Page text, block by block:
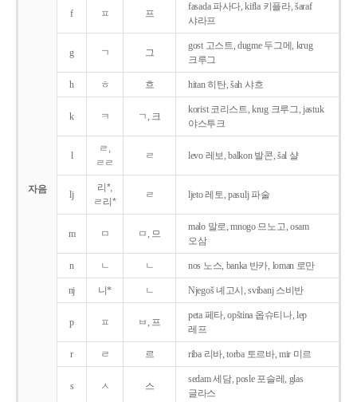
자음
f ㅍ 프
fasada 파사다, kifla 키플라, šaraf
샤라프
g ㄱ 그
gost 고스트, dugme 두그메, krug
크루그
h ㅎ 흐 hitan 히탄, šah 샤흐
k ㅋ ㄱ, 크
korist 코리스트, krug 크루그, jastuk
야스투크
l
ㄹ,
ㄹㄹ
ㄹ levo 레보, balkon 발콘, šal 샬
lj
리*,
ㄹ리*
ㄹ ljeto 레토, pasulj 파술
m ㅁ ㅁ, 므
malo 말로, mnogo 므노고, osam
오삼
n ㄴ ㄴ nos 노스, banka 반카, loman 로만
nj 니* ㄴ Njegoš 녜고시, svibanj 스비반
p ㅍ ㅂ, 프
peta 페타, opština 옵슈티나, lep
레프
r ㄹ 르 riba 리바, torba 토르바, mir 미르
s ㅅ 스
sedam 세담, posle 포슬레, glas
글라스